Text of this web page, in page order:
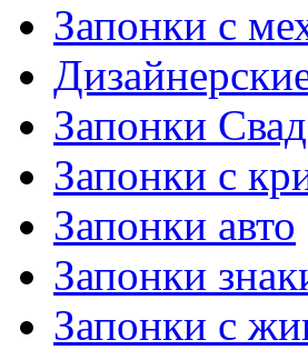
Запонки с
Запонки
Запонки с
Запонки авто
Запонки
Запонки с